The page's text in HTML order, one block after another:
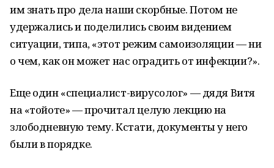
им знать про дела наши скорбные. Потом не
удержались и поделились своим видением
ситуации, типа, «этот режим самоизоляции — ни
о чем, как он может нас оградить от инфекции?».
Еще один «специалист-вирусолог» — дядя Витя
на «тойоте» — прочитал целую лекцию на
злободневную тему. Кстати, документы у него
были в порядке.